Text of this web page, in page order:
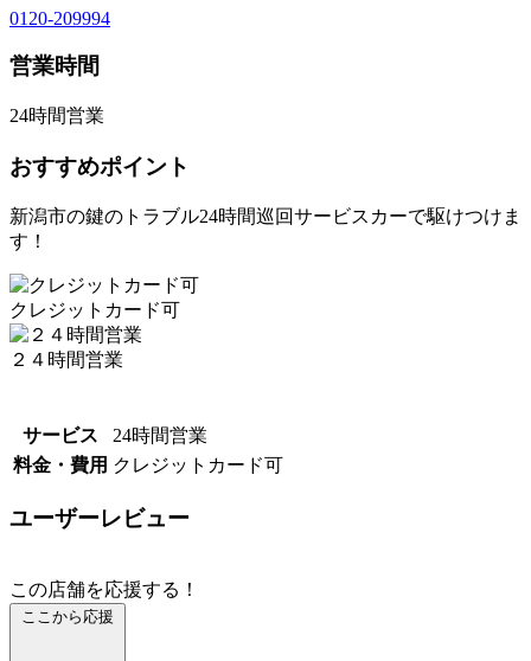
0120-209994
営業時間
24時間営業
おすすめポイント
新潟市の鍵のトラブル24時間巡回サービスカーで駆けつけま
す！
クレジットカード可
２４時間営業
サービス
24時間営業
料金・費用 クレジットカード可
ユーザーレビュー
この店舗を応援する！
ここから応援